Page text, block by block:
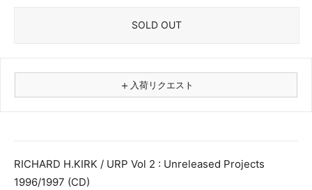
SOLD OUT
＋ 入荷リクエスト
RICHARD H.KIRK / URP Vol 2 : Unreleased Projects
1996/1997 (CD)